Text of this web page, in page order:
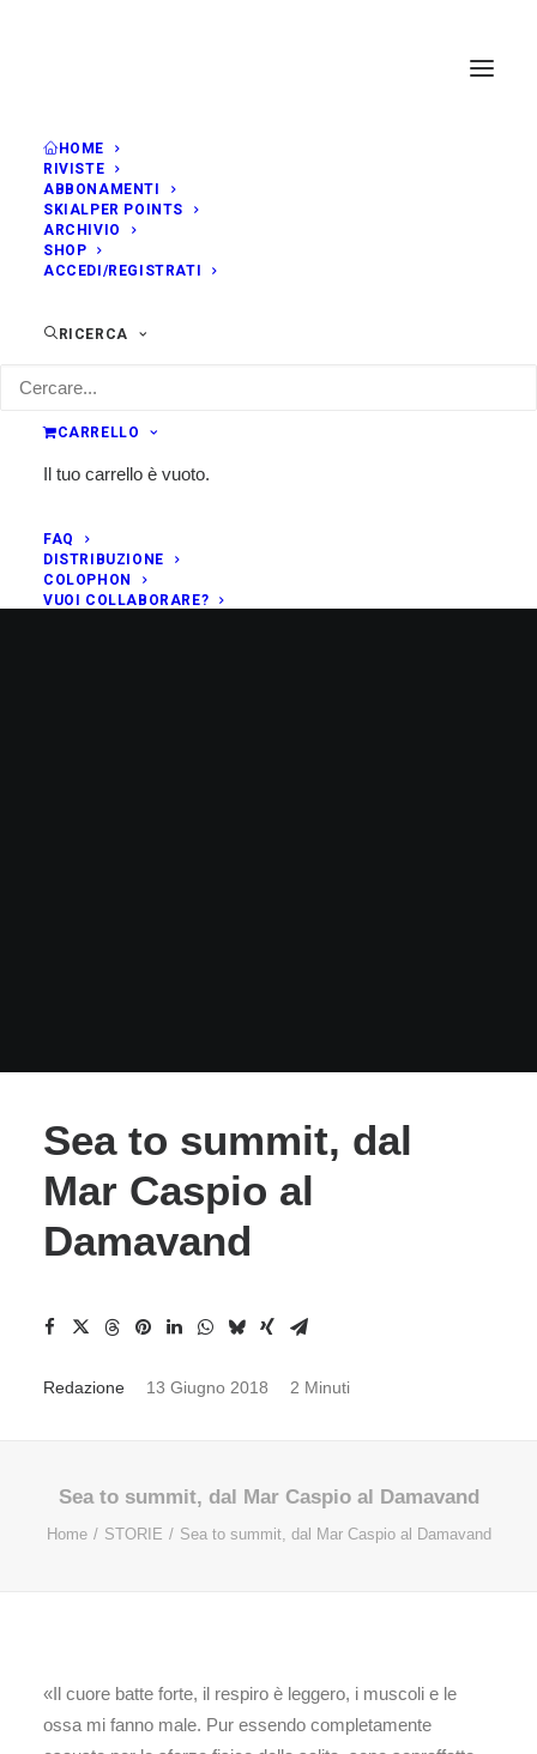
HOME
RIVISTE
ABBONAMENTI
SKIALPER POINTS
ARCHIVIO
SHOP
ACCEDI/REGISTRATI
RICERCA
CARRELLO
Il tuo carrello è vuoto.
FAQ
DISTRIBUZIONE
COLOPHON
VUOI COLLABORARE?
Sea to summit, dal
Mar Caspio al
Damavand
Redazione 13 Giugno 2018 2 Minuti
Sea to summit, dal Mar Caspio al Damavand
Home STORIE Sea to summit, dal Mar Caspio al Damavand
«Il cuore batte forte, il respiro è leggero, i muscoli e le
ossa mi fanno male. Pur essendo completamente